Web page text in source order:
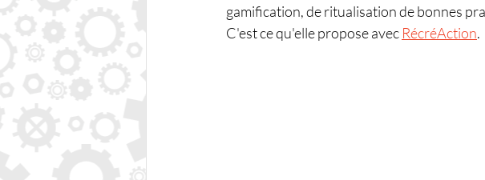
gamification, de ritualisation de bonnes
C'est ce qu'elle propose avec RécréAction.